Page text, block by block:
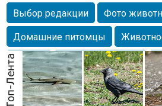
Выбор редакции Фото
Домашние питомцы
Собаки
Alexanderandronik
Морда
Собачка Осень